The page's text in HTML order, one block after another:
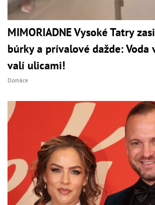
MIMORIADNE Vysoké Tatry
búrky a prívalové dažde: Voda
valí ulicami!
Domáce